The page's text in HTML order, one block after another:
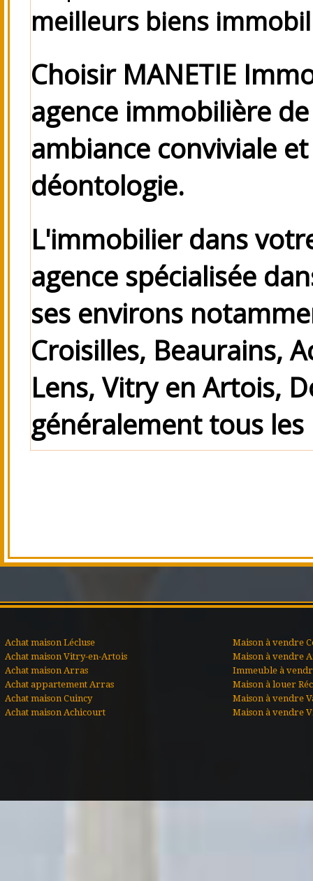
meilleurs biens
Choisir MANETIE
agence immobilière
ambiance conviviale
déontologie.
L'immobilier dans
agence spécialisée
ses environs
Croisilles, Beaurains,
Lens, Vitry en Artois,
généralement tous les
Achat maison Lécluse
Achat maison Vitry-en-Artois
Achat maison Arras
Achat appartement Arras
Achat maison Cuincy
Achat maison Achicourt
Maison à vendre
Maison à vendre
Immeuble à
Maison à louer
Maison à vendre
Maison à vendre